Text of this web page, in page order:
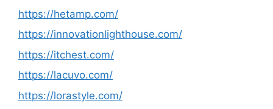
https://hetamp.com/
https://innovationlighthouse.com/
https://itchest.com/
https://lacuvo.com/
https://lorastyle.com/